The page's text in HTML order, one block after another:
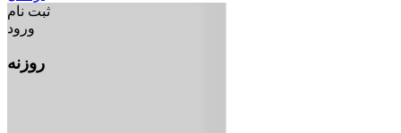
ثبت نام
ورود
روزنه